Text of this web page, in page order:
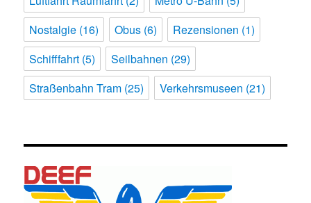
Nostalgie (16) Obus (6) Rezensionen (1)
Schifffahrt (5) Seilbahnen (29)
Straßenbahn Tram (25) Verkehrsmuseen (21)